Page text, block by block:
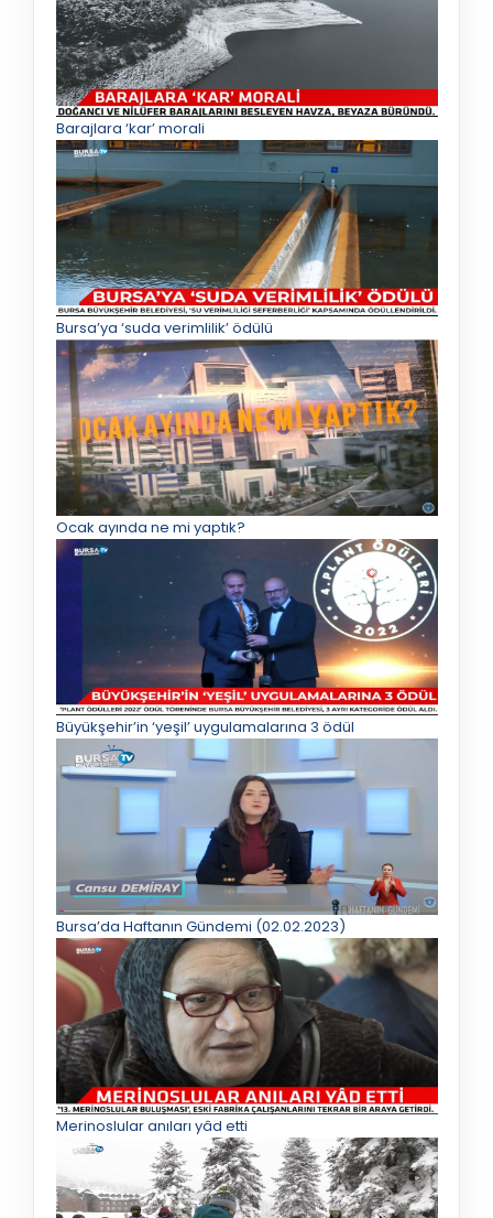
Barajlara ‘kar’ morali
Bursa’ya ‘suda verimlilik’ ödülü
Ocak ayında ne mi yaptık?
Büyükşehir’in ‘yeşil’ uygulamalarına 3 ödül
Bursa’da Haftanın Gündemi (02.02.2023)
Merinoslular anıları yâd etti